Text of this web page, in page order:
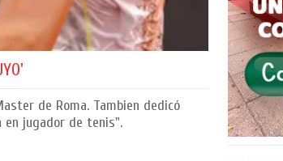
de Roma. Tambien dedicó
en jugador de tenis".